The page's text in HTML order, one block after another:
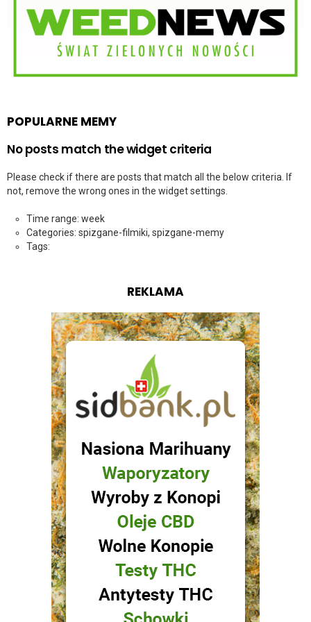
POPULARNE MEMY
No posts match the widget criteria
Please check if there are posts that match all the below criteria. If
not, remove the wrong ones in the widget settings.
Time range: week
Categories: spizgane-filmiki, spizgane-memy
Tags:
REKLAMA